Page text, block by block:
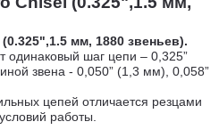
мм, 1880 звеньев).
одинаковый шаг цепи – 0,325”
звена - 0,050” (1,3 мм), 0,058”
цепей отличается резцами
работы.